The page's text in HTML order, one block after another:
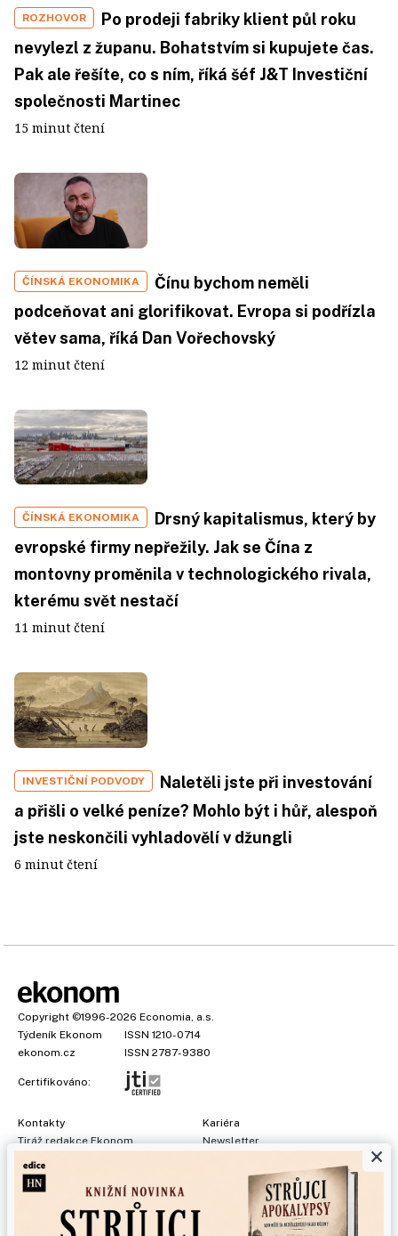
ROZHOVOR
Po prodeji fabriky klient půl roku
nevylezl z županu. Bohatstvím si kupujete čas.
Pak ale řešíte, co s ním, říká šéf J&T Investiční
společnosti Martinec
15 minut čtení
ČÍNSKÁ EKONOMIKA
Čínu bychom neměli
podceňovat ani glorifikovat. Evropa si podřízla
větev sama, říká Dan Vořechovský
12 minut čtení
ČÍNSKÁ EKONOMIKA
Drsný kapitalismus, který by
evropské firmy nepřežily. Jak se Čína z
montovny proměnila v technologického rivala,
kterému svět nestačí
11 minut čtení
INVESTIČNÍ PODVODY
Naletěli jste při investování
a přišli o velké peníze? Mohlo být i hůř, alespoň
jste neskončili vyhladovělí v džungli
6 minut čtení
Copyright ©1996-2026 Economia, a.s.
Týdeník Ekonom
ISSN 1210-0714
ekonom.cz
ISSN 2787-9380
Certifikováno:
Kontakty
Tiráž redakce Ekonom
Kariéra
Newsletter
Prohlášení o cookies
Nastavení soukromí
Ochrana osobních údajů
×